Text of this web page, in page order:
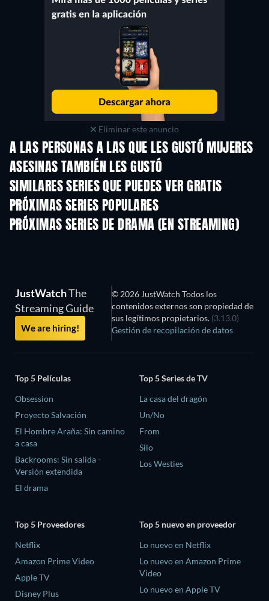
Eliminar este anuncio
A LAS PERSONAS A LAS QUE LES GUSTÓ MUJERES
ASESINAS TAMBIÉN LES GUSTÓ
TV
SIMILARES SERIES QUE PUEDES VER GRATIS
TV
PRÓXIMAS SERIES POPULARES
TV
PRÓXIMAS SERIES DE DRAMA (EN STREAMING)
Temporada 4 Temporada 6
JustWatchThe
Streaming Guide
We are hiring!
© 2026 JustWatch Todos los
contenidos externos son propiedad de
sus legítimos propietarios. (3.13.0)
Gestión de recopilación de datos
Top 5 Películas
Obsession
Proyecto Salvación
El Hombre Araña: Sin camino
a casa
Backrooms: Sin salida -
Versión extendida
El drama
Top 5 Series de TV
La casa del dragón
Un/No
From
Silo
Los Westies
Top 5 Proveedores
Netflix
Amazon Prime Video
Apple TV
Disney Plus
Top 5 nuevo en proveedor
Lo nuevo en Netflix
Lo nuevo en Amazon Prime
Video
Lo nuevo en Apple TV